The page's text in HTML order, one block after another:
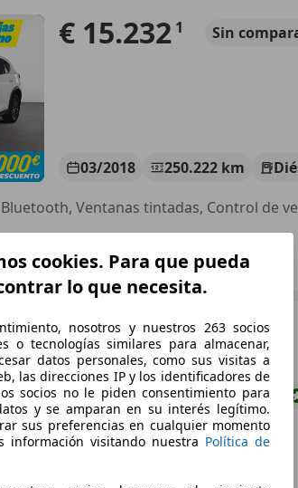
€ 15.232 1 Sin
03/2018 250.222 km
110kW
€ 17.890 Súper oferta
cookies. Para que pueda
lo que necesita.
nosotros y nuestros 263 socios
o tecnologías similares para almacenar,
datos personales, como sus visitas a
las direcciones IP y los identificadores de
socios no le piden consentimiento para
y se amparan en su interés legítimo.
sus preferencias en cualquier momento
información visitando nuestra Política de